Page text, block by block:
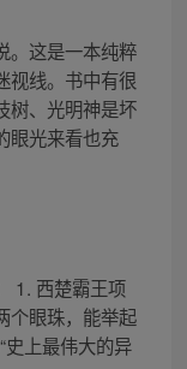
。这是一本纯粹
视线。书中有很
树、光明神是坏
眼光来看也充
1. 西楚霸王项
个眼珠，能举起
史上最伟大的异